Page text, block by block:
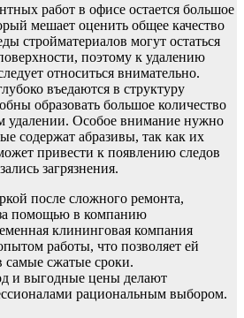
работ в офисе остается большое
мешает оценить общее качество
стройматериалов могут остаться
поэтому к удалению
относиться внимательно.
въедаются в структуру
образовать большое количество
удалении. Особое внимание нужно
содержат абразивы, так как их
привести к появлению следов
загрязнения.
после сложного ремонта,
за помощью в компанию
клининговая компания
работы, что позволяет ей
самые сжатые сроки.
и выгодные цены делают
рациональным выбором.